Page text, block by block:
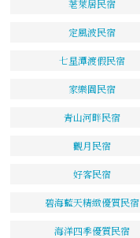
荖萊居民宿
定風波民宿
七星潭渡假民宿
家樂園民宿
青山河畔民宿
觀月民宿
好客民宿
碧海藍天精緻優質民宿
海洋四季優質民宿